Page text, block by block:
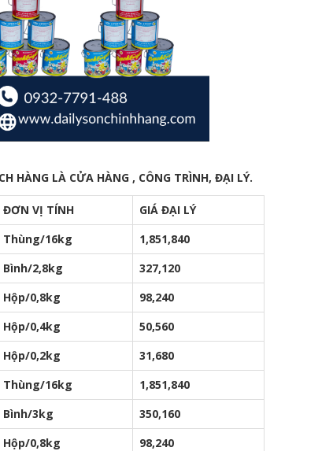
HÀNG LÀ CỬA HÀNG , CÔNG TRÌNH, ĐẠI LÝ.
ĐƠN VỊ TÍNH
GIÁ ĐẠI LÝ
Thùng/16kg
1,851,840
Bình/2,8kg
327,120
Hộp/0,8kg
98,240
Hộp/0,4kg
50,560
Hộp/0,2kg
31,680
Thùng/16kg
1,851,840
Bình/3kg
350,160
Hộp/0,8kg
98,240